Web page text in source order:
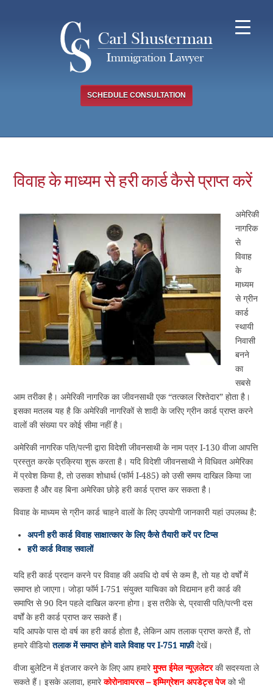
SCHEDULE CONSULTATION
विवाह के माध्यम से हरी कार्ड कैसे प्राप्त करें
अमेरिकी
नागरिक
से
विवाह
के
माध्यम
से ग्रीन
कार्ड
स्थायी
निवासी
बनने
का
सबसे
आम तरीका है। अमेरिकी नागरिक का जीवनसाथी एक “तत्काल रिश्तेदार” होता है।
इसका मतलब यह है कि अमेरिकी नागरिकों से शादी के जरिए ग्रीन कार्ड प्राप्त करने
वालों की संख्या पर कोई सीमा नहीं है।
अमेरिकी नागरिक पति/पत्नी द्वारा विदेशी जीवनसाथी के नाम पत्र I-130 वीजा आपत्ति
प्रस्तुत करके प्रक्रिया शुरू करता है। यदि विदेशी जीवनसाथी ने विधिवत अमेरिका
में प्रवेश किया है, तो उसका शोधार्थ (फॉर्म I-485) को उसी समय दाखिल किया जा
सकता है और वह बिना अमेरिका छोड़े हरी कार्ड प्राप्त कर सकता है।
विवाह के माध्यम से ग्रीन कार्ड चाहने वालों के लिए उपयोगी जानकारी यहां उपलब्ध है:
अपनी हरी कार्ड विवाह साक्षात्कार के लिए कैसे तैयारी करें पर टिप्स
हरी कार्ड विवाह सवालों
यदि हरी कार्ड प्रदान करने पर विवाह की अवधि दो वर्ष से कम है, तो यह दो वर्षों में
समाप्त हो जाएगा। जोड़ा फॉर्म I-751 संयुक्त याचिका को विद्यमान हरी कार्ड की
समाप्ति से 90 दिन पहले दाखिल करना होगा। इस तरीके से, प्रवासी पति/पत्नी दस
वर्षों के हरी कार्ड प्राप्त कर सकते हैं।
यदि आपके पास दो वर्ष का हरी कार्ड होता है, लेकिन आप तलाक प्राप्त करते हैं, तो
हमारे वीडियोतलाक में समाप्त होने वाले विवाह पर I-751 माफ़ीदेखें।
वीजा बुलेटिन में इंतजार करने के लिए आप हमारेमुफ्त ईमेल न्यूज़लेटरकी सदस्यता ले
सकते हैं। इसके अलावा, हमारेकोरोनावायरस – इम्मिग्रेशन अपडेट्स पेजको भी